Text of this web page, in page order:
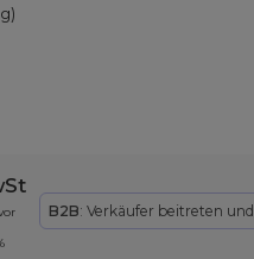
B2B: Verkäufer beitreten und